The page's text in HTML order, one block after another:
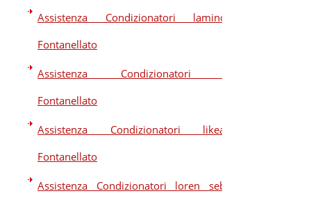
Assistenza Condizionatori laminox
Fontanellato
Assistenza Condizionatori lg
Fontanellato
Assistenza Condizionatori likeair
Fontanellato
Assistenza Condizionatori loren sebo